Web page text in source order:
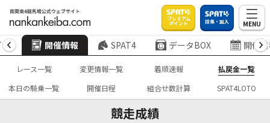
プレミアム
ポイント 投票・加入 MENU
開催情報 SPAT4 データBOX 開催
レース一覧 変更情報一覧 着順速報
払戻金一覧
本日の騎乗一覧
開催日程 組合せ数計算 SPAT4LOTO
競走成績